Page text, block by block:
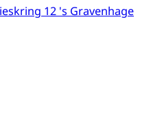
12 's Gravenhage